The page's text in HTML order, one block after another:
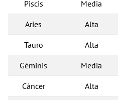
Piscis Media
Aries Alta
Tauro Alta
Géminis Media
Cáncer Alta